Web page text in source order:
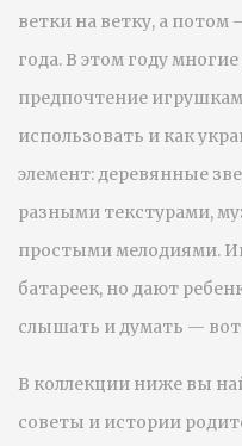
ветки на ветку, а потом
года. В этом году
предпочтение
использовать и как
элемент: деревянные
разными текстурами,
простыми мелодиями.
батареек, но дают
слышать и думать —
В коллекции ниже вы
советы и истории